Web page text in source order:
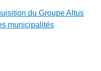
du Groupe Altus
municipalités